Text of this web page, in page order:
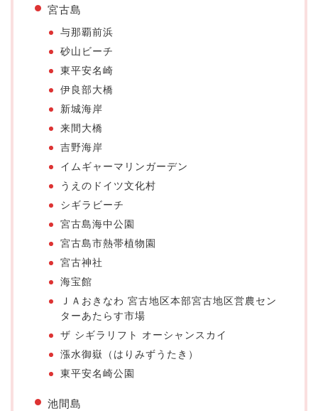
宮古島
与那覇前浜
砂山ビーチ
東平安名崎
伊良部大橋
新城海岸
来間大橋
吉野海岸
イムギャーマリンガーデン
うえのドイツ文化村
シギラビーチ
宮古島海中公園
宮古島市熱帯植物園
宮古神社
海宝館
ＪＡおきなわ 宮古地区本部宮古地区営農セン
ターあたらす市場
ザ シギラリフト オーシャンスカイ
漲水御嶽（はりみずうたき）
東平安名崎公園
池間島